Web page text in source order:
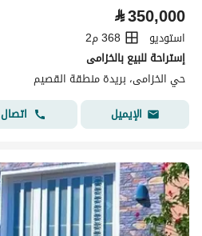
⃁350,000
استوديو
368 م2
إستراحة للبيع بالخزامى
حي الخزامى، بريدة منطقة القصيم
الإيميل
اتصال